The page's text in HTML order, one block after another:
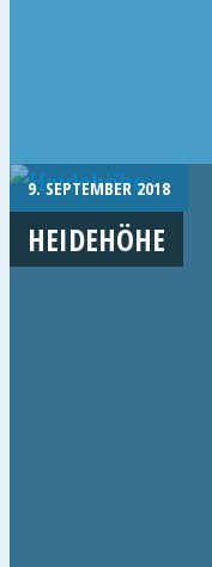
9. SEPTEMBER 2018
HEIDEHÖHE